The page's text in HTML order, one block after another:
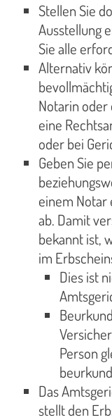
Stellen Sie
Ausstellung
Sie alle
Alternativ
Notarin oder
eine
oder bei
Geben Sie
einem Notar
ab. Damit
bekannt ist,
im
Dies ist
Person
Das
stellt den